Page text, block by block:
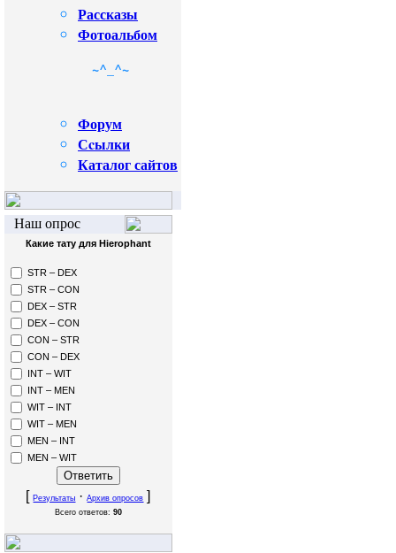
Рассказы
Фотоальбом
~^_^~
Форум
Сcылки
Каталог сайтов
Наш опрос
Какие тату для Hierophant
STR – DEX
STR – CON
DEX – STR
DEX – CON
CON – STR
CON – DEX
INT – WIT
INT – MEN
WIT – INT
WIT – MEN
MEN – INT
MEN – WIT
[Результаты ·Архив опросов ]
Всего ответов: 90